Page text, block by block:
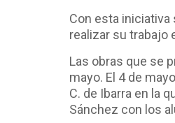
Con esta
realizar su trabajo
Las obras que se
mayo. El 4 de
C. de Ibarra en la
Sánchez con los